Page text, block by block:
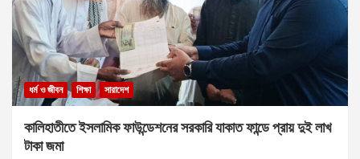
ধর্ম ও জীবন শিক্ষা সারাদেশ
কালিহাতীতে ইসলামিক ফাউন্ডেশনের সরকারি যাকাত ফান্ডে প্রায় দুই লাখ
টাকা জমা